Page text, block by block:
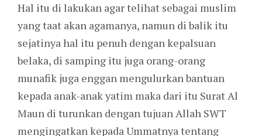
Hal itu di lakukan agar telihat sebagai muslim
yang taat akan agamanya, namun di balik itu
sejatinya hal itu penuh dengan kepalsuan
belaka, di samping itu juga orang-orang
munafik juga enggan mengulurkan bantuan
kepada anak-anak yatim maka dari itu Surat Al
Maun di turunkan dengan tujuan Allah SWT
mengingatkan kepada Ummatnya tentang